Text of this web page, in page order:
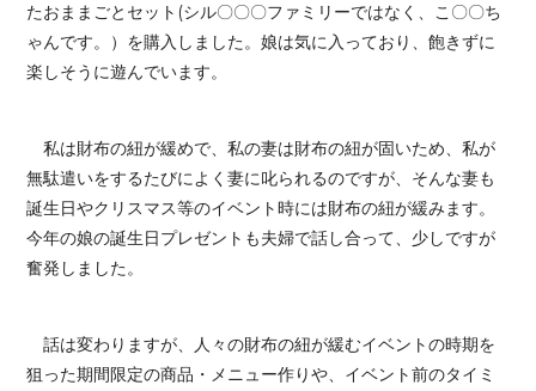
たおままごとセット(シル〇〇〇ファミリーではなく、こ〇〇ち
ゃんです。）を購入しました。娘は気に入っており、飽きずに
楽しそうに遊んでいます。
私は財布の紐が緩めで、私の妻は財布の紐が固いため、私が
無駄遣いをするたびによく妻に叱られるのですが、そんな妻も
誕生日やクリスマス等のイベント時には財布の紐が緩みます。
今年の娘の誕生日プレゼントも夫婦で話し合って、少しですが
奮発しました。
話は変わりますが、人々の財布の紐が緩むイベントの時期を
狙った期間限定の商品・メニュー作りや、イベント前のタイミ